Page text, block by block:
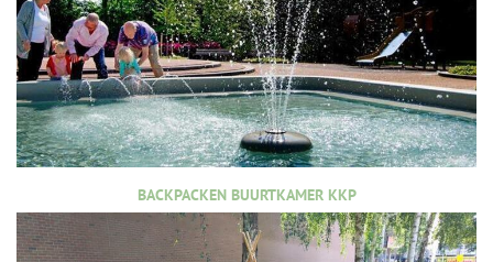
BACKPACKEN BUURTKAMER KKP